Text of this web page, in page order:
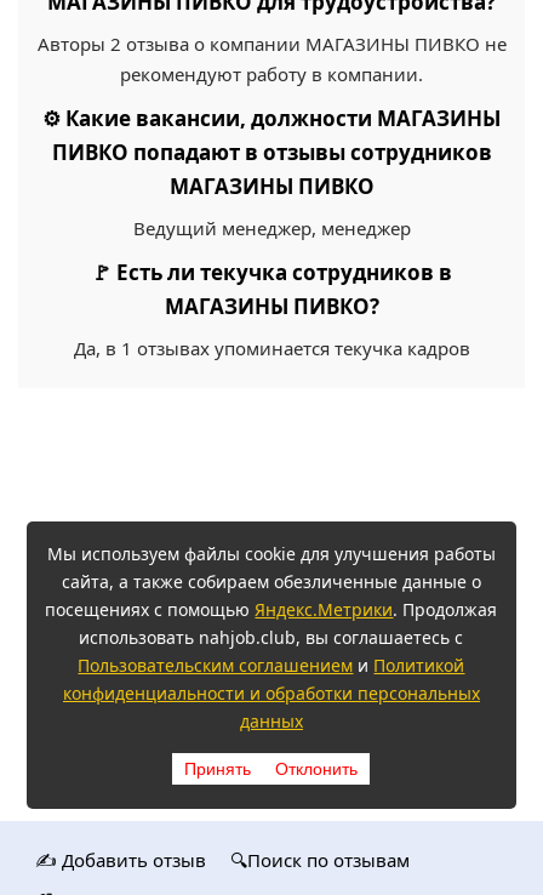
Авторы 2 отзыва о компании МАГАЗИНЫ ПИВКО не
рекомендуют работу в компании.
⚙️ Какие вакансии, должности МАГАЗИНЫ
ПИВКО попадают в отзывы сотрудников
МАГАЗИНЫ ПИВКО
Ведущий менеджер, менеджер
🚩 Есть ли текучка сотрудников в
МАГАЗИНЫ ПИВКО?
Да, в 1 отзывах упоминается текучка кадров
Мы используем файлы cookie для улучшения работы
сайта, а также собираем обезличенные данные о
посещениях с помощьюЯндекс.Метрики. Продолжая
использовать nahjob.club, вы соглашаетесь с
Пользовательским соглашением и Политикой
конфиденциальности и обработки персональных
данных
Принять Отклонить
✍️ Добавить отзыв
🔍Поиск по отзывам